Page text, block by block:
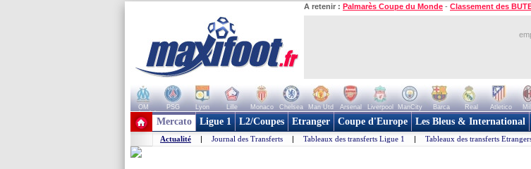
A retenir : Palmarès Coupe du Monde - Classement des
OM PSG Lyon Lille Monaco Chelsea Man Utd Arsenal Liverpool ManCity Barca Real Atletico
+ de clubs
Mercato Ligue 1 L2/Coupes Etranger Coupe d'Europe Les Bleus & International
Actualité | Journal des Transferts | Tableaux des transferts Ligue 1 | Tableaux des transferts